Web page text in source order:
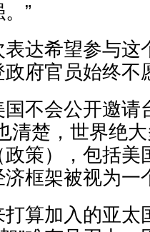
”
达希望参与这
府官员始终不
不会公开邀请
清楚，世界绝
策），包括美
框架被视为一
算加入的亚太